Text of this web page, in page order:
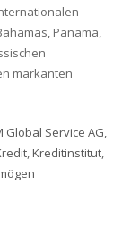
Panama,
markanten
Global Service AG
, Kreditinstitut,